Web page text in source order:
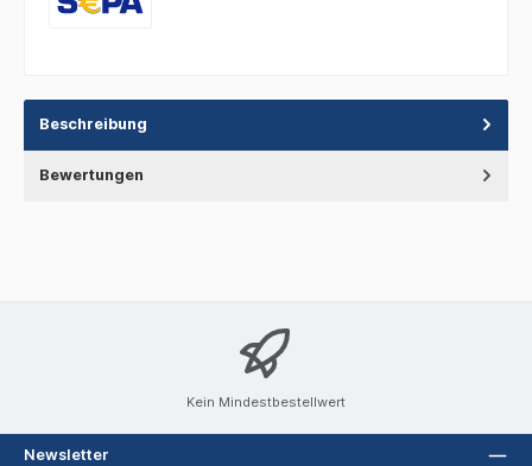
Beschreibung
Bewertungen
Kein Mindestbestellwert
Newsletter